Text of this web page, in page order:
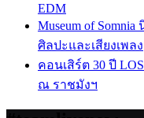
EDM
Museum of
ศิลปะและเสียงเพลง
คอนเสิร์ต 30 ปี
ณ ราชมังฯ